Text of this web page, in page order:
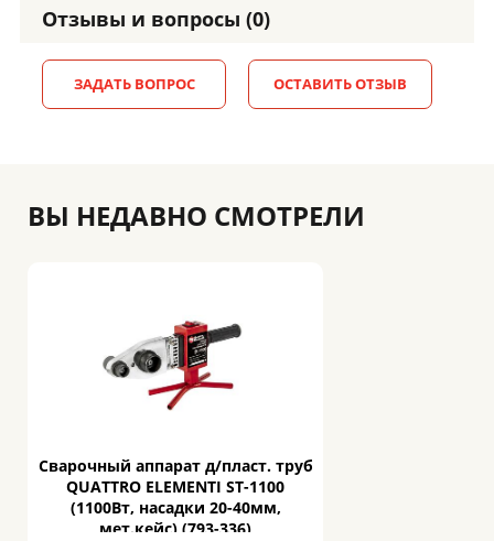
Отзывы и вопросы (0)
ЗАДАТЬ ВОПРОС ОСТАВИТЬ ОТЗЫВ
ВЫ НЕДАВНО СМОТРЕЛИ
Сварочный аппарат д/пласт. труб
QUATTRO ELEMENTI ST-1100
(1100Вт, насадки 20-40мм,
мет.кейc) (793-336)